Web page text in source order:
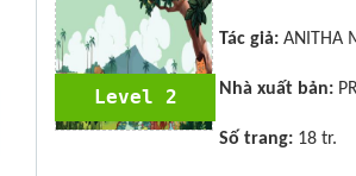
Level 2
Tác giả: ANITHA
Nhà xuất bản:
Số trang: 18 tr.